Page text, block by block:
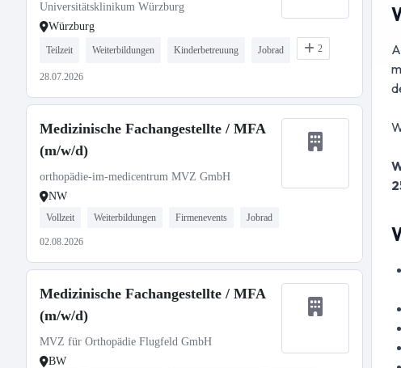
Universitätsklinikum Würzburg
Würzburg
Teilzeit Weiterbildungen Kinderbetreuung Jobrad 2
28.07.2026
Medizinische Fachangestellte / MFA
(m/w/d)
orthopädie-im-medicentrum MVZ GmbH
NW
Vollzeit Weiterbildungen Firmenevents Jobrad
02.08.2026
Medizinische Fachangestellte / MFA
(m/w/d)
MVZ für Orthopädie Flugfeld GmbH
BW